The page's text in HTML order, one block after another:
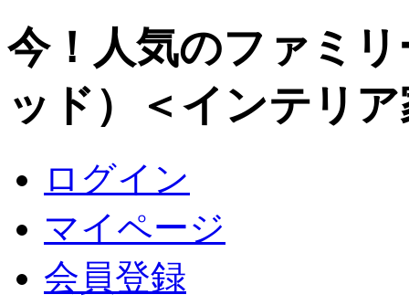
今！人気のファミ
ッド）
＜インテリ
ログイン
マイページ
会員登録